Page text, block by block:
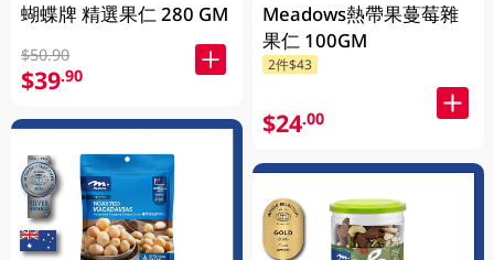
蝴蝶牌 精選果仁 280 GM
$50.90
$39.90
Meadows熱帶果蔓莓雜
果仁 100GM
2件$43
$24.00